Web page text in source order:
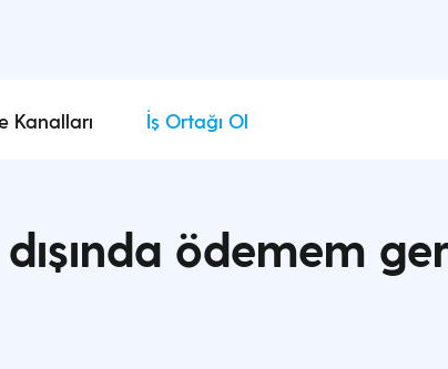
Kanalları İş Ortağı Ol
ödemem